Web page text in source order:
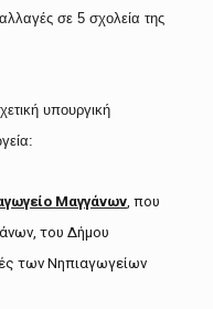
σε 5 σχολεία της
υπουργική
Μαγγάνων , που
του Δήμου
των Νηπιαγωγείων